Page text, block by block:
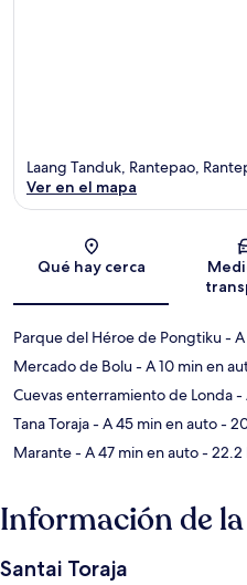
Laang Tanduk, Rantepao,
Ver en el mapa
Qué hay cerca
Parque del Héroe de Pongtiku- A
Mercado de Bolu- A 10 min en
Cuevas enterramiento de Londa-
Tana Toraja- A 45 min en auto-
Marante- A 47 min en auto- 22.2
Información de
Santai Toraja